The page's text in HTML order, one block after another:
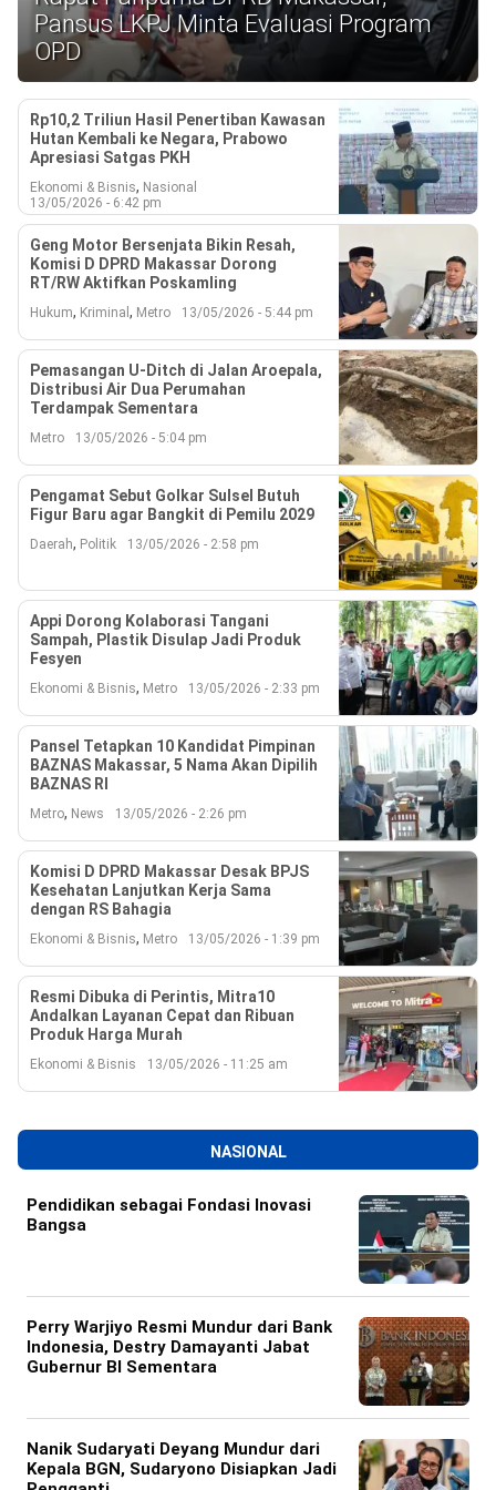
Pansus LKPJ Minta Evaluasi Program
OPD
Rp10,2 Triliun Hasil Penertiban Kawasan
Hutan Kembali ke Negara, Prabowo
Apresiasi Satgas PKH
Ekonomi & Bisnis, Nasional
13/05/2026 - 6:42 pm
Geng Motor Bersenjata Bikin Resah,
Komisi D DPRD Makassar Dorong
RT/RW Aktifkan Poskamling
Hukum, Kriminal , Metro 13/05/2026 - 5:44 pm
Pemasangan U-Ditch di Jalan Aroepala,
Distribusi Air Dua Perumahan
Terdampak Sementara
Metro 13/05/2026 - 5:04 pm
Pengamat Sebut Golkar Sulsel Butuh
Figur Baru agar Bangkit di Pemilu 2029
Daerah, Politik 13/05/2026 - 2:58 pm
Appi Dorong Kolaborasi Tangani
Sampah, Plastik Disulap Jadi Produk
Fesyen
Ekonomi & Bisnis, Metro 13/05/2026 - 2:33 pm
Pansel Tetapkan 10 Kandidat Pimpinan
BAZNAS Makassar, 5 Nama Akan Dipilih
BAZNAS RI
Metro, News 13/05/2026 - 2:26 pm
Komisi D DPRD Makassar Desak BPJS
Kesehatan Lanjutkan Kerja Sama
dengan RS Bahagia
Ekonomi & Bisnis, Metro 13/05/2026 - 1:39 pm
Resmi Dibuka di Perintis, Mitra10
Andalkan Layanan Cepat dan Ribuan
Produk Harga Murah
Ekonomi & Bisnis 13/05/2026 - 11:25 am
NASIONAL
Pendidikan sebagai Fondasi Inovasi
Bangsa
Perry Warjiyo Resmi Mundur dari Bank
Indonesia, Destry Damayanti Jabat
Gubernur BI Sementara
Nanik Sudaryati Deyang Mundur dari
Kepala BGN, Sudaryono Disiapkan Jadi